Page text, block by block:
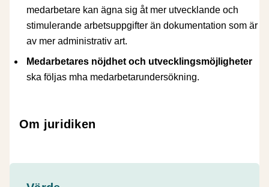
medarbetare kan ägna sig åt mer utvecklande och
stimulerande arbetsuppgifter än dokumentation som är
av mer administrativ art.
Medarbetares nöjdhet och utvecklingsmöjligheter
ska följas mha medarbetarundersökning.
Om juridiken